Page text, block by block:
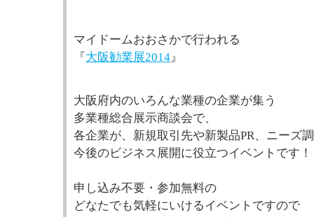
マイドームおおさかで行われる
『大阪勧業展2014』
大阪府内のいろんな業種の企業が集う
多業種総合展示商談会で、
各企業が、新規取引先や新製品PR、ニーズ
今後のビジネス展開に役立つイベントです！
申し込み不要・参加無料の
どなたでも気軽にいけるイベントですので